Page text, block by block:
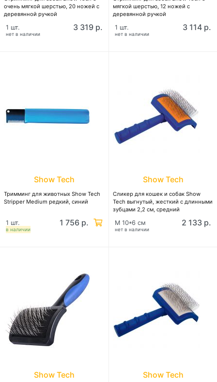
очень мягкой шерстью, 20 ножей с
деревянной ручкой
нет в наличии
1 шт. 3 319 р.
мягкой шерстью, 12 ножей с
деревянной ручкой
нет в наличии
1 шт. 3 114 р.
Show Tech
Тримминг для животных Show Tech
Stripper Medium редкий, синий
в наличии
1 шт. 1 756 р.
Show Tech
Сликер для кошек и собак Show
Tech выгнутый, жесткий с длинными
зубцами 2,2 см, средний
нет в наличии
M 10*6 см 2 133 р.
Show Tech Show Tech